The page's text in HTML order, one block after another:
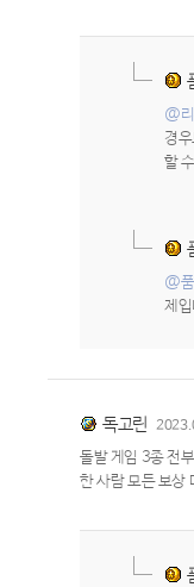
@
경
할
@
제
독고린
돌발 게임 3종 전
한 사람 모든 보상